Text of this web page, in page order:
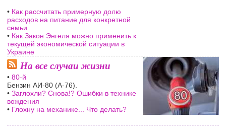
• Как рассчитать примерную долю
расходов на питание для конкретной
семьи
• Как Закон Энгеля можно применить к
текущей экономической ситуации в
Украине
На все случаи жизни
• 80-й
Бензин АИ-80 (А-76).
• Заглохли? Снова!? Ошибки в технике
вождения
• Глохну на механике... Что делать?